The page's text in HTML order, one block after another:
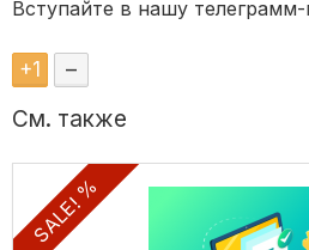
Вступайте в нашу телеграмм-
+1 –
См. также
SALE! %